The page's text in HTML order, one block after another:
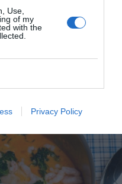
Use,
of my
with the
Privacy Policy
ett förslag på
i en enkel